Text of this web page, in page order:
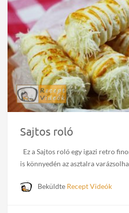
Sajtos roló
Ez a Sajtos roló egy igazi retro
is könnyedén az asztalra
Beküldte Recept Videók